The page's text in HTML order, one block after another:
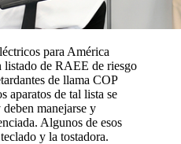
para América
listado de RAEE de riesgo
de llama COP
aparatos de tal lista se
manejarse y
Algunos de esos
y la tostadora.